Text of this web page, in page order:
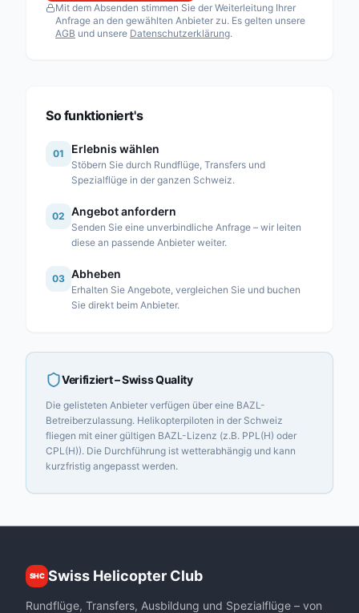
Fuchs Helikopter AG
Heli Sitterdorf AG / Heli Academy
Heli-TV SA
Linth Air Service AG
Mountain Flyers 80 Ltd
Partn’Air Management SA
Rose Helicopter AG
Simplon Air GmbH
Swiss Helicopter AG
Mit dem Absenden stimmen Sie der Weiterleitung Ihrer
Anfrage an den gewählten Anbieter zu. Es gelten unsere
AGB und unsere Datenschutzerklärung.
So funktioniert's
01 Erlebnis wählen
Stöbern Sie durch Rundflüge, Transfers und
Spezialflüge in der ganzen Schweiz.
02 Angebot anfordern
Senden Sie eine unverbindliche Anfrage – wir leiten
diese an passende Anbieter weiter.
03 Abheben
Erhalten Sie Angebote, vergleichen Sie und buchen
Sie direkt beim Anbieter.
Verifiziert– Swiss Quality
Die gelisteten Anbieter verfügen über eine BAZL-
Betreiberzulassung. Helikopterpiloten in der Schweiz
fliegen mit einer gültigen BAZL-Lizenz (z.B. PPL(H) oder
CPL(H)). Die Durchführung ist wetterabhängig und kann
kurzfristig angepasst werden.
SHC Swiss Helicopter Club
Rundflüge, Transfers, Ausbildung und Spezialflüge – von